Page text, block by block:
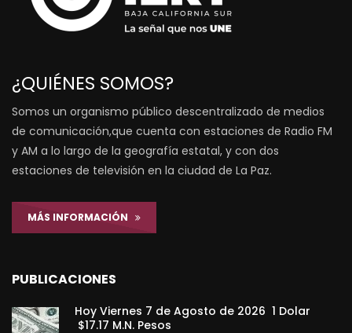
¿QUIÉNES SOMOS?
Somos un organismo público descentralizado de medios
de comunicación,que cuenta con estaciones de Radio FM
y AM a lo largo de la geografía estatal, y con dos
estaciones de televisión en la ciudad de La Paz.
MÁS INFORMACIÓN
PUBLICACIONES
Hoy Viernes 7 de Agosto de 2026 1 Dolar
$17.17 M.N. Pesos